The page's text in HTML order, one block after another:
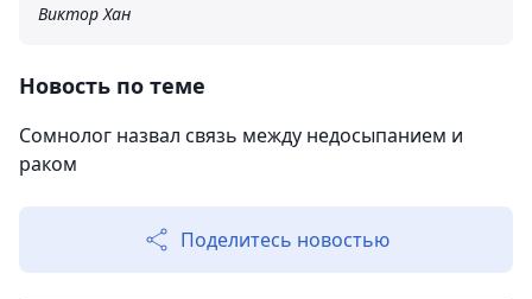
Виктор Хан
Новость по теме
Сомнолог назвал связь между недосыпанием и
раком
Поделитесь новостью